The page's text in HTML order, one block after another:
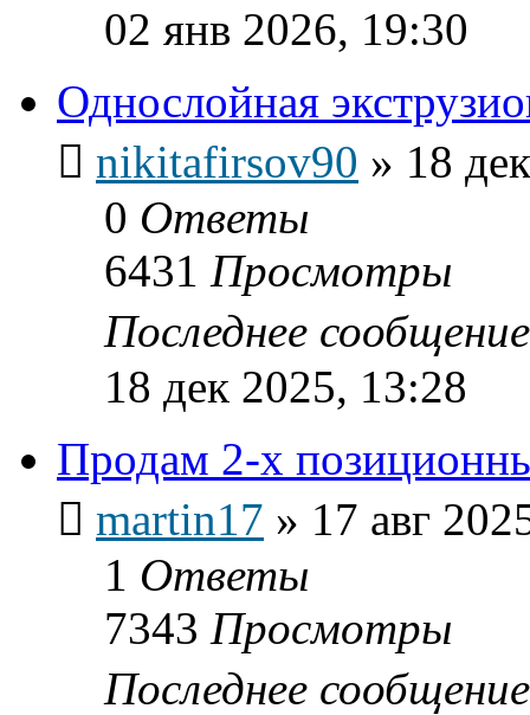
02 янв 2026, 19:30
Однослойная
nikitafirsov90 » 18
0 Ответы
6431 Просмотры
Последнее
18 дек 2025, 13:28
Продам 2-х
martin17 » 17 авг
1 Ответы
7343 Просмотры
Последнее